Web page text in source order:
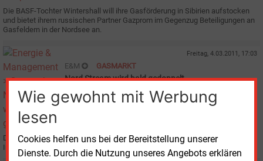
Wie gewohnt mit Werbung
lesen
Cookies helfen uns bei der Bereitstellung unserer
Dienste. Durch die Nutzung unseres Angebots erklären
Die BASF-Tochter Wintershall will ihre Gasförderung in Sibirien aufstocken
und bietet ihrem russischen Partner Gazprom im Gegenzug Beteiligungen an
Gasfeldern in der Nordsee an.
Freitag, 4.03.2011, 17:03
E&M GASMARKT
Nord Stream wird bald gedoppelt
Der Bau der Gaspipeline Nord Stream durch die Ostsee verläuft plangemäß.
Im Mai sollen die Verlegearbeiten am zweiten Strang beginnen.